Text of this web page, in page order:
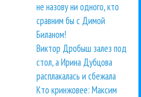
не назову ни одного, кто
сравним бы с Димой
Биланом!
Виктор Дробыш залез под
стол, а Ирина Дубцова
расплакалась и сбежала
Кто кринжовее: Максим